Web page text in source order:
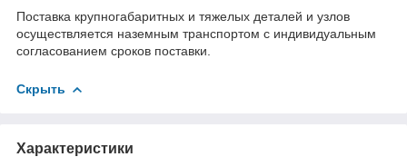
Поставка крупногабаритных и тяжелых деталей и узлов
осуществляется наземным транспортом с индивидуальным
согласованием сроков поставки.
Скрыть
Характеристики